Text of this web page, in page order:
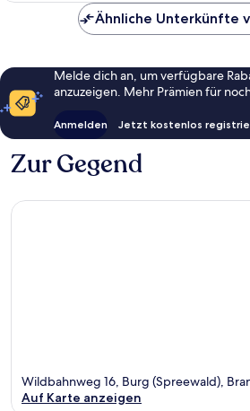
Ähnliche Unterkünfte
Melde dich an, um verfügbare
anzuzeigen. Mehr Prämien für
Anmelden Jetzt kostenlos
Zur Gegend
Wildbahnweg 16, Burg (Spreewald),
Auf Karte anzeigen